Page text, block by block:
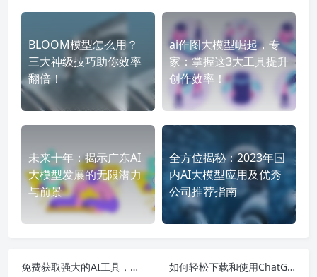
BLOOM模型怎么用？
三大神级技巧助你效率
翻倍！
ai作图大模型崛起，专
家：掌握这3大工具提升
创作效率！
未来十年：揭示广东AI
大模型发展的无限潜力
与前景
全方位揭秘：2023年国
内AI大模型应用及优秀
公司推荐指南
免费获取强大的AI工具，省时省力又省钱，最全软件推荐与免费下载攻略尽在这里！
如何轻松下载和使用ChatGPT中文版——全面解析ChatGPT的电脑版与手机设置指南